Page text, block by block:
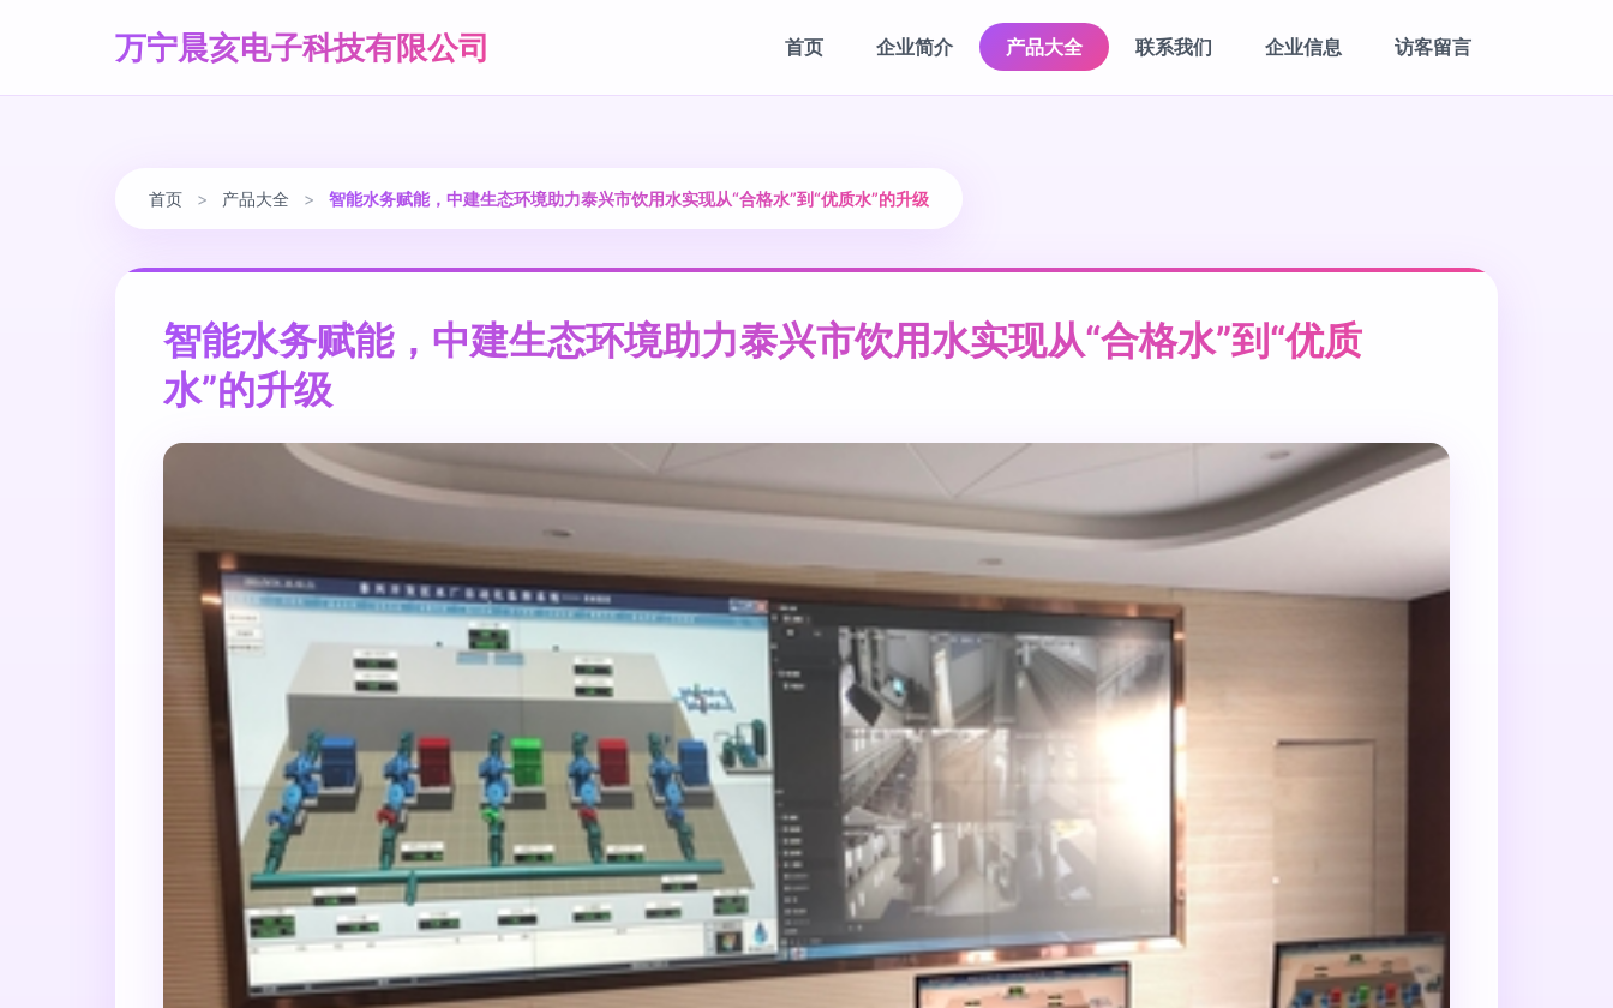
万宁晨亥电子科技有限公司 首页 企业简介 产品大全 联系我们 企业信息 访客留言
首页 > 产品大全 > 智能水务赋能，中建生态环境助力泰兴市饮用水实现从“合格水”到“优质水”的升级
智能水务赋能，中建生态环境助力泰兴市饮用水实现从“合格水”到“优质
水”的升级